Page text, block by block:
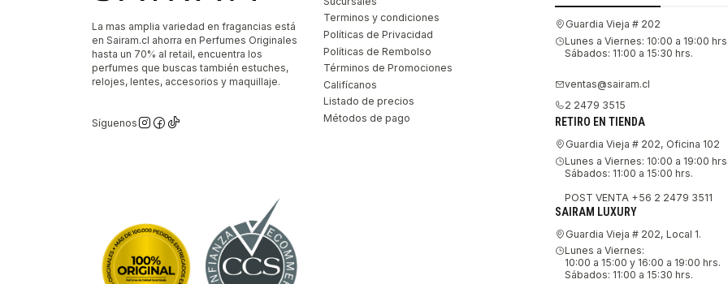
La mas amplia variedad en fragancias está
en Sairam.cl ahorra en Perfumes Originales
hasta un 70% al retail, encuentra los
perfumes que buscas también estuches,
relojes, lentes, accesorios y maquillaje.
Síguenos
Terminos y condiciones
Políticas de Privacidad
Políticas de Rembolso
Términos de Promociones
Califícanos
Listado de precios
Métodos de pago
Guardia Vieja # 202
Lunes a Viernes: 10:00 a 19:00 hrs.
Sábados: 11:00 a 15:30 hrs.
ventas@sairam.cl
2 2479 3515
RETIRO EN TIENDA
Guardia Vieja # 202, Oficina 102
Lunes a Viernes: 10:00 a 19:00 hrs.
Sábados: 11:00 a 15:00 hrs.
POST VENTA +56 2 2479 3511
SAIRAM LUXURY
Guardia Vieja # 202, Local 1.
Lunes a Viernes:
10:00 a 15:00 y 16:00 a 19:00 hrs.
Sábados: 11:00 a 15:30 hrs.